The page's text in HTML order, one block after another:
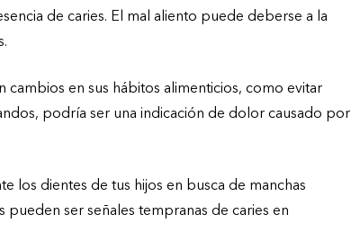
de caries. El mal aliento puede deberse a la
cambios en sus hábitos alimenticios, como evitar
podría ser una indicación de dolor causado por
los dientes de tus hijos en busca de manchas
pueden ser señales tempranas de caries en